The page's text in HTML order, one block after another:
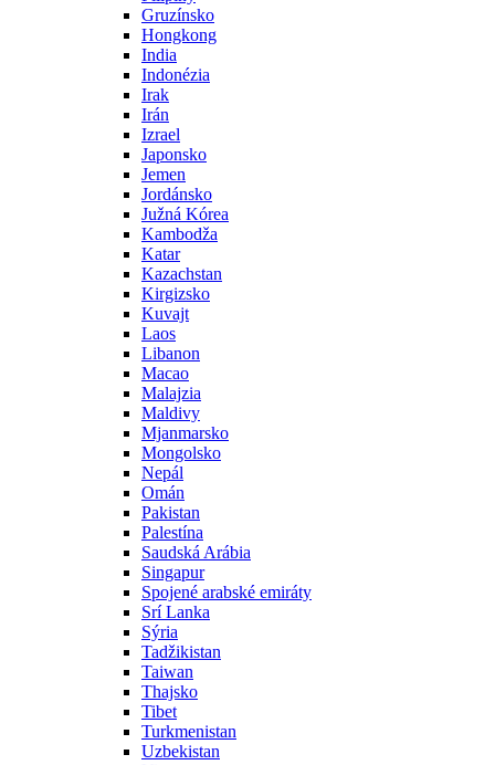
Gruzínsko
Hongkong
India
Indonézia
Irak
Irán
Izrael
Japonsko
Jemen
Jordánsko
Južná Kórea
Kambodža
Katar
Kazachstan
Kirgizsko
Kuvajt
Laos
Libanon
Macao
Malajzia
Maldivy
Mjanmarsko
Mongolsko
Nepál
Omán
Pakistan
Palestína
Saudská Arábia
Singapur
Spojené arabské emiráty
Srí Lanka
Sýria
Tadžikistan
Taiwan
Thajsko
Tibet
Turkmenistan
Uzbekistan